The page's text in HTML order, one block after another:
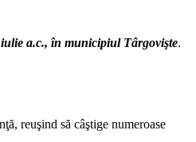
a.c., în municipiul Târgovişte.
reuşind să câştige numeroase